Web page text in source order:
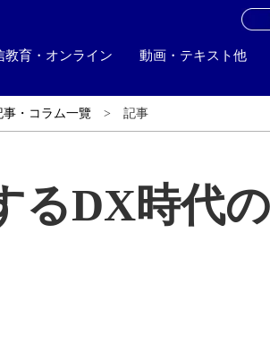
教育・オンライン 動画・テキスト他
事・コラム一覽 記事
るDX時代の